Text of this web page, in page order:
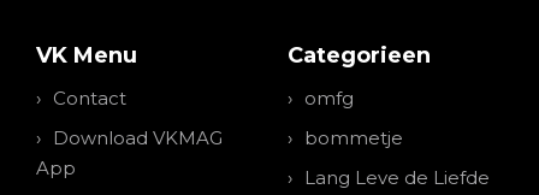
VK Menu
Contact
Download VKMAG
App
Categorieen
omfg
bommetje
Lang Leve de Liefde